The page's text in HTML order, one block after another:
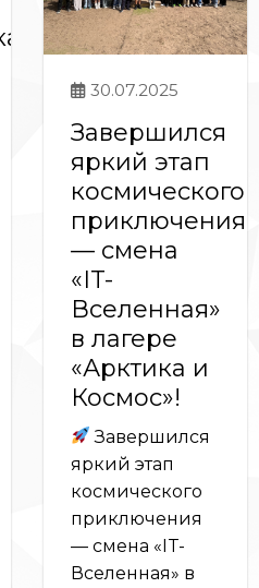
30.07.2025
Завершился
яркий этап
космического
приключения
— смена
«IT-
Вселенная»
в лагере
«Арктика и
Космос»!
Завершился
яркий этап
космического
приключения
— смена «IT-
Вселенная» в